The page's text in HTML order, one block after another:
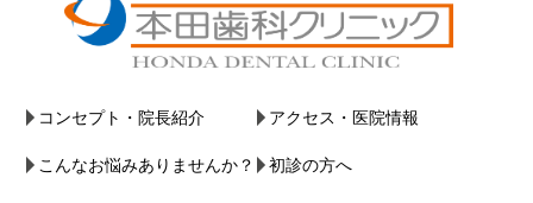
コンセプト・院長紹介 アクセス・医院情報
こんなお悩みありませんか？ 初診の方へ